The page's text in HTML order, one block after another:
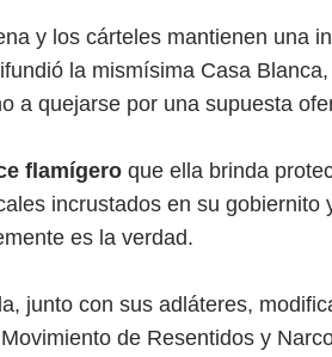
y los cárteles mantienen una
la mismísima Casa
a quejarse por una supuesta
flamígero que ella brinda
incrustados en su gobiernito
es la verdad.
junto con sus adláteres,
de Resentidos y